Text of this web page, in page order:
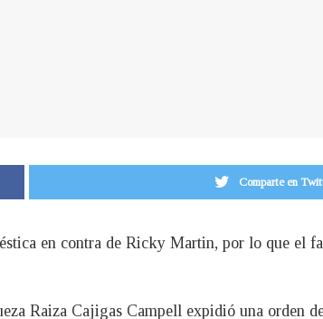
Comparte en
en contra de Ricky Martin, por lo que el
Raiza Cajigas Campell expidió una orden